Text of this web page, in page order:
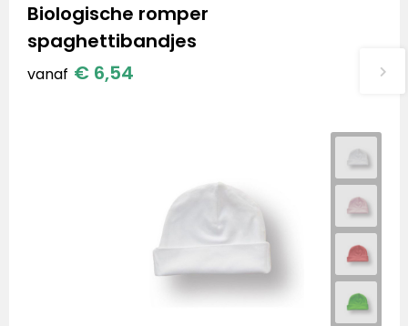
Biologische romper
spaghettibandjes
vanaf € 6,54